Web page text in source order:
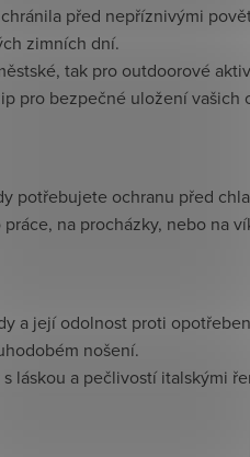
před nepříznivými
zimních dní.
tak pro outdoorové
pro bezpečné uložení vašich
potřebujete ochranu před
na procházky, nebo na
a její odolnost proti
nošení.
láskou a pečlivostí italskými